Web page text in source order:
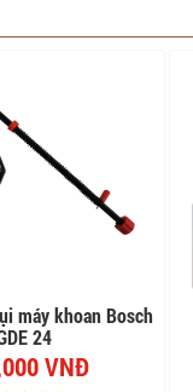
máy khoan Bosch
24
VNĐ